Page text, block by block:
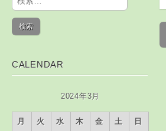
CALENDAR
2024年3月
月 火 水 木 金 土 日